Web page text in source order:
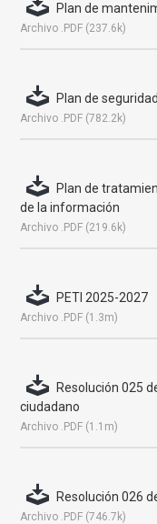
Plan de
Archivo .PDF (237.6k)
Plan de
Archivo .PDF (782.2k)
Plan de
de la información
Archivo .PDF (219.6k)
PETI 2025-2027
Archivo .PDF (1.3m)
Resolución 025
ciudadano
Archivo .PDF (1.1m)
Resolución 026
Archivo .PDF (746.7k)